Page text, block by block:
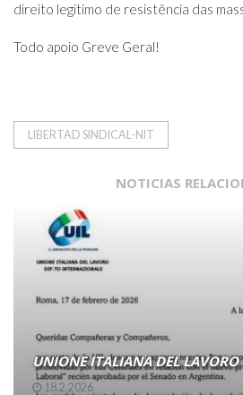
direito legitimo de resistência das
Todo apoio Greve Geral!
LIBERTAD SINDICAL-NIT
NOTICIAS
UNIONE ITALIANA DEL LAVORO
18.2.2026